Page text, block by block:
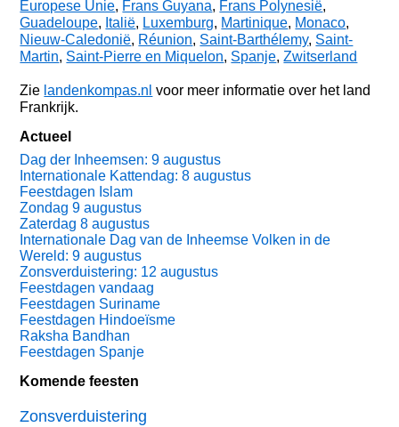
Europese Unie, Frans Guyana, Frans Polynesië,
Guadeloupe, Italië, Luxemburg, Martinique, Monaco,
Nieuw-Caledonië, Réunion, Saint-Barthélemy, Saint-
Martin, Saint-Pierre en Miquelon, Spanje,Zwitserland
Zie landenkompas.nl voor meer informatie over het land
Frankrijk.
Actueel
Dag der Inheemsen: 9 augustus
Internationale Kattendag: 8 augustus
Feestdagen Islam
Zondag 9 augustus
Zaterdag 8 augustus
Internationale Dag van de Inheemse Volken in de
Wereld: 9 augustus
Zonsverduistering: 12 augustus
Feestdagen vandaag
Feestdagen Suriname
Feestdagen Hindoeïsme
Raksha Bandhan
Feestdagen Spanje
Komende feesten
Zonsverduistering